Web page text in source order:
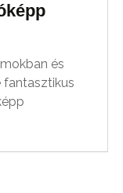
és
fantasztikus